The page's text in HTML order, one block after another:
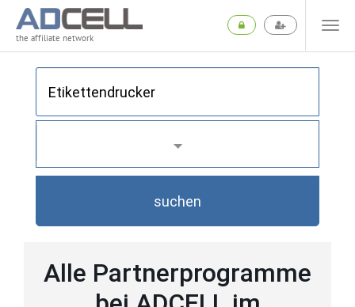
the affiliate network
suchen
Alle Partnerprogramme